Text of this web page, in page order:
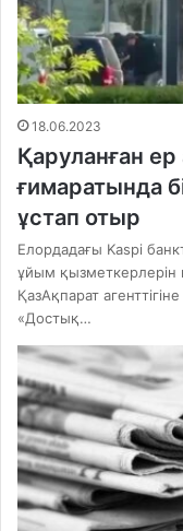
18.06.2023
Қаруланған
ғимаратында
ұстап отыр
Елордадағы Kaspi
ұйым қызметкерлерін
ҚазАқпарат
«Достық…